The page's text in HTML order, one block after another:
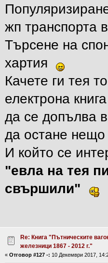
жп транспорта
Търсене на
хартия
Качете ги тея
електрона
да се допълва
да остане нещо
И който се
"евла на тея
свършили"
Re: Книга "Пътническите
железници 1867 - 2012 г."
«Отговор #127 -: 10 Декември 2017,